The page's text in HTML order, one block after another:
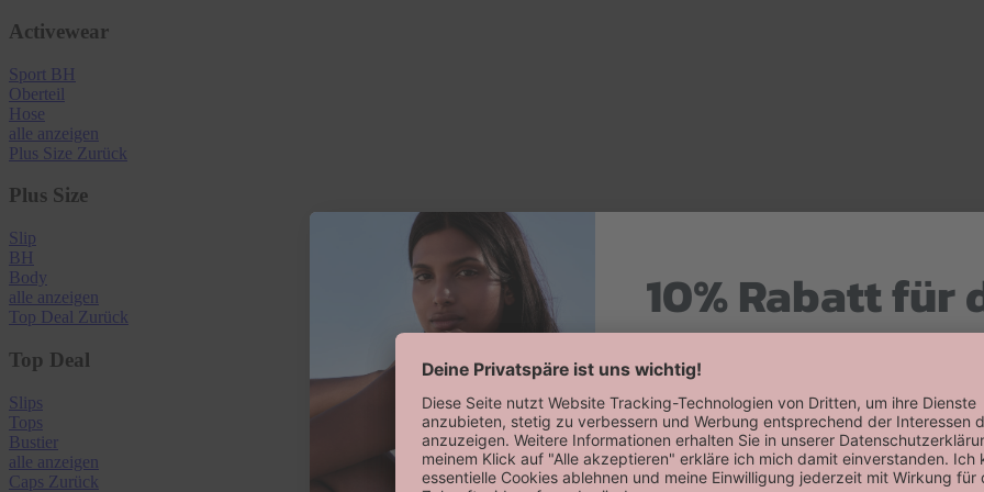
Activewear
Sport BH
Oberteil
Hose
alle anzeigen
Plus Size Zurück
Plus Size
Slip
BH
Body
alle anzeigen
Top Deal Zurück
Top Deal
Slips
Tops
Bustier
alle anzeigen
Caps Zurück
10% Rabatt für
Willkommensrabatt auf deine erste
erhalten!